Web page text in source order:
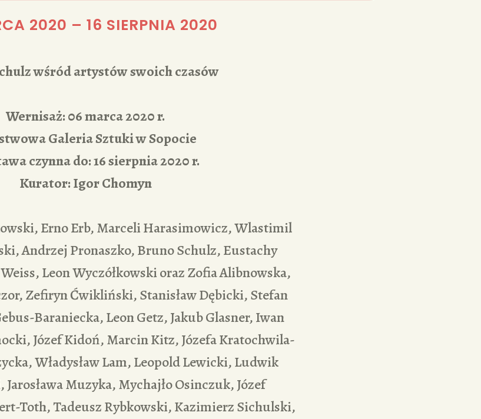
2020 – 16 SIERPNIA 2020
wśród artystów swoich czasów
Wernisaż: 06 marca 2020 r.
Galeria Sztuki w Sopocie
czynna do: 16 sierpnia 2020 r.
Kurator: Igor Chomyn
Erno Erb, Marceli Harasimowicz, Wlastimil
Andrzej Pronaszko, Bruno Schulz, Eustachy
Leon Wyczółkowski oraz Zofia Alibnowska,
Zefiryn Ćwikliński, Stanisław Dębicki, Stefan
Baraniecka, Leon Getz, Jakub Glasner, Iwan
Józef Kidoń, Marcin Kitz, Józefa Kratochwila-
Władysław Lam, Leopold Lewicki, Ludwik
Muzyka, Mychajło Osinczuk, Józef
Toth, Tadeusz Rybkowski, Kazimierz Sichulski,